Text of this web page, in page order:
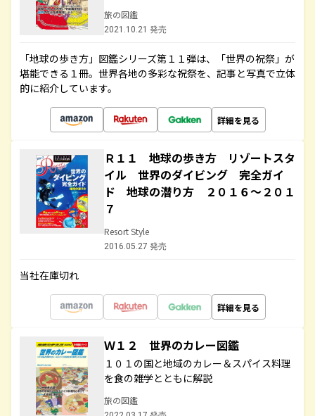
旅の図鑑
2021.10.21 発売
「地球の歩き方」図鑑シリーズ第１１弾は、「世界の祝祭」が
堪能できる１冊。世界各地の多彩な祝祭を、記事と写真で立体
的に紹介しています。
詳細を見る
Ｒ１１ 地球の歩き方 リゾートスタ
イル 世界のダイビング 完全ガイ
ド 地球の潜り方 ２０１６～２０１
７
Resort Style
2016.05.27 発売
当社在庫切れ
詳細を見る
Ｗ１２ 世界のカレー図鑑
１０１の国と地域のカレー＆スパイス料理
を食の雑学とともに解説
旅の図鑑